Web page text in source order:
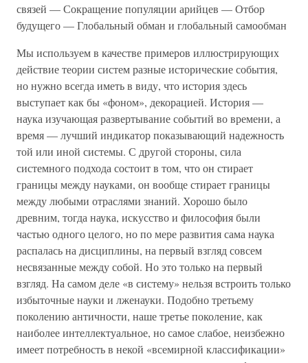
связей — Сокращение популяции арийцев — Отбор
будущего — Глобальный обман и глобальный самообман
Мы используем в качестве примеров иллюстрирующих
действие теории систем разные исторические события,
но нужно всегда иметь в виду, что история здесь
выступает как бы «фоном», декорацией. История —
наука изучающая развертывание событий во времени, а
время — лучший индикатор показывающий надежность
той или иной системы. С другой стороны, сила
системного подхода состоит в том, что он стирает
границы между науками, он вообще стирает границы
между любыми отраслями знаний. Хорошо было
древним, тогда наука, искусство и философия были
частью одного целого, но по мере развития сама наука
распалась на дисциплины, на первый взгляд совсем
несвязанные между собой. Но это только на первый
взгляд. На самом деле «в систему» нельзя встроить только
избыточные науки и лженауки. Подобно третьему
поколению античности, наше третье поколение, как
наиболее интеллектуальное, но самое слабое, неизбежно
имеет потребность в некой «всемирной классификации»